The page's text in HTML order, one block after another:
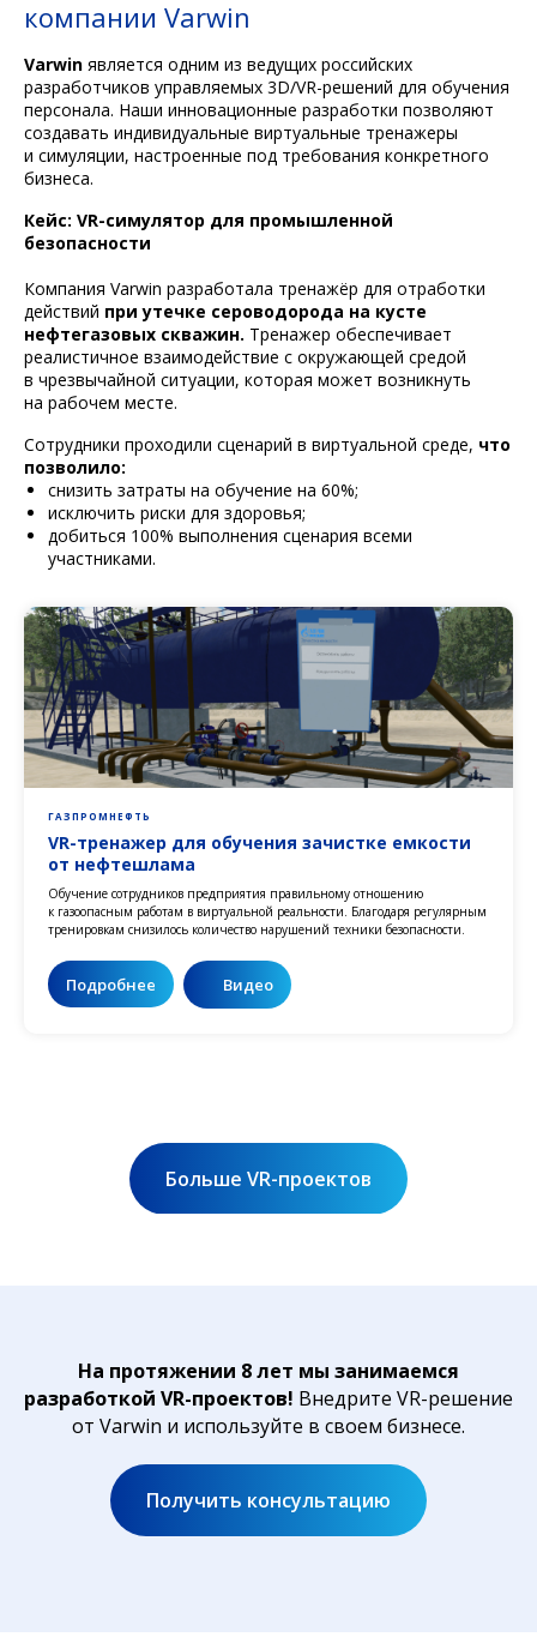
компании Varwin
Varwin является одним из ведущих российских
разработчиков управляемых 3D/VR-решений для обучения
персонала. Наши инновационные разработки позволяют
создавать индивидуальные виртуальные тренажеры
и симуляции, настроенные под требования конкретного
бизнеса.
Кейс: VR-симулятор для промышленной
безопасности
Компания Varwin разработала тренажёр для отработки
действий при утечке сероводорода на кусте
нефтегазовых скважин. Тренажер обеспечивает
реалистичное взаимодействие с окружающей средой
в чрезвычайной ситуации, которая может возникнуть
на рабочем месте.
Сотрудники проходили сценарий в виртуальной среде, что
позволило:
снизить затраты на обучение на 60%;
исключить риски для здоровья;
добиться 100% выполнения сценария всеми
участниками.
ГАЗПРОМНЕФТЬ
VR-тренажер для обучения зачистке емкости
от нефтешлама
Обучение сотрудников предприятия правильному отношению
к газоопасным работам в виртуальной реальности. Благодаря регулярным
тренировкам снизилось количество нарушений техники безопасности.
Подробнее Видео
Больше VR-проектов
На протяжении 8 лет мы занимаемся
разработкой VR-проектов! Внедрите VR-решение
от Varwin и используйте в своем бизнесе.
Получить консультацию